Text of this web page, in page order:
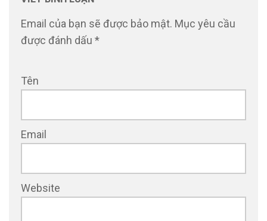
Email của bạn sẽ được bảo mật. Mục yêu cầu
được đánh dấu *
Tên
Email
Website